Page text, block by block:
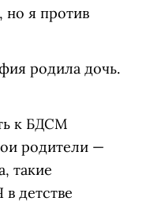
но я против
родила дочь.
к БДСМ
родители —
такие
детстве